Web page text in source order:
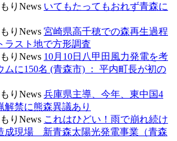
りNews いてもたってもおれず青森に
りNews 宮崎県高千穂での森再生過程
ラスト地で方形調査
りNews 10月10日八甲田風力発電を考
ムに150名 (青森市) ： 平内町長が初の
りNews 兵庫県主導、今年、東中国4
解禁に熊森異議あり
りNews これはひどい！雨で崩れ続け
成現場 新青森太陽光発電事業（青森